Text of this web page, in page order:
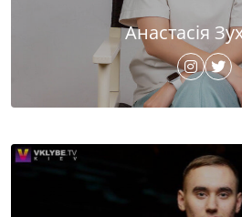
Анастасія